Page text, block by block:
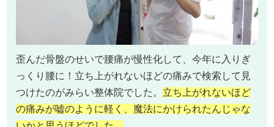
歪んだ骨盤のせいで腰痛が慢性化して、今年に入りぎ
っくり腰に！立ち上がれないほどの痛みで検索して見
つけたのがみらい整体院でした。 立ち上がれないほど
の痛みが嘘のように軽く、魔法にかけられたんじゃな